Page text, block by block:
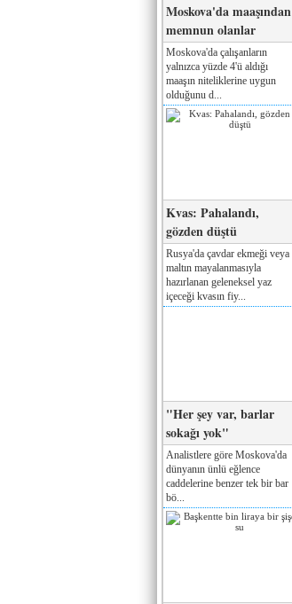
Moskova'da maaşından
memnun olanlar
Moskova'da çalışanların
yalnızca yüzde 4'ü aldığı
maaşın niteliklerine uygun
olduğunu d...
Kvas: Pahalandı,
gözden düştü
Rusya'da çavdar ekmeği veya
maltın mayalanmasıyla
hazırlanan geleneksel yaz
içeceği kvasın fiy...
"Her şey var, barlar
sokağı yok"
Analistlere göre Moskova'da
dünyanın ünlü eğlence
caddelerine benzer tek bir bar
bö...